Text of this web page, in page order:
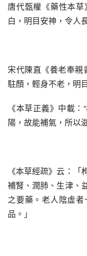
唐代甄權《藥性本
白，明目安神，令人
宋代陳直《養老奉親
駐顏，輕身不老，明
《本草正義》中載
陽，故能補氣，所以
《本草經疏》云：
補腎、潤肺、生津、
之要藥。老人陰虛
品。」